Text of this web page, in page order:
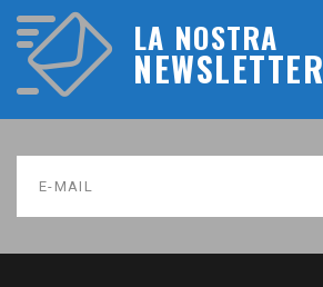
LA NOSTRA
NEWSLETTER